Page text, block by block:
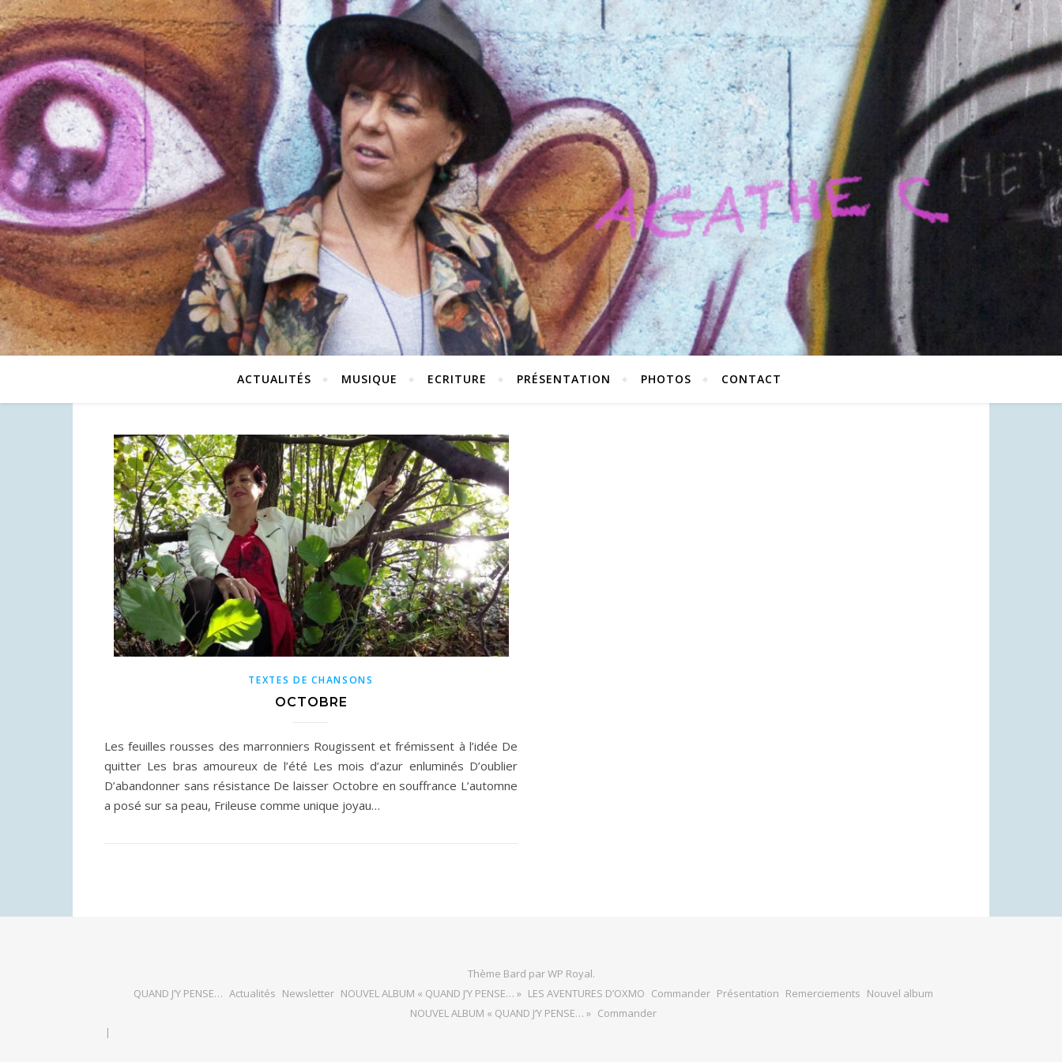
ACTUALITÉS MUSIQUE ECRITURE PRÉSENTATION PHOTOS CONTACT
TEXTES DE CHANSONS
OCTOBRE
Les feuilles rousses des marronniers Rougissent et frémissent à l’idée De
quitter Les bras amoureux de l’été Les mois d’azur enluminés D’oublier
D’abandonner sans résistance De laisser Octobre en souffrance L’automne
a posé sur sa peau, Frileuse comme unique joyau…
Thème Bard parWP Royal.
QUAND J’Y PENSE… Actualités Newsletter NOUVEL ALBUM « QUAND J’Y PENSE… » LES AVENTURES D’OXMO Commander Présentation Remerciements Nouvel album
NOUVEL ALBUM « QUAND J’Y PENSE… » Commander